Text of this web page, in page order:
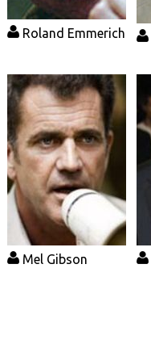
Roland Emmerich
Mel Gibson